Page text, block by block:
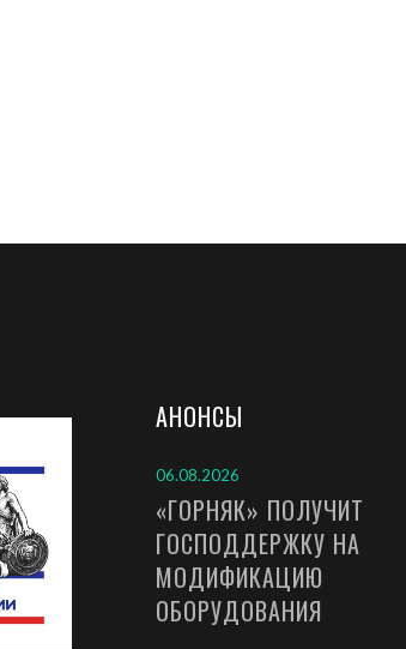
АНОНСЫ
06.08.2026
«ГОРНЯК» ПОЛУЧИТ
ГОСПОДДЕРЖКУ НА
МОДИФИКАЦИЮ
ОБОРУДОВАНИЯ